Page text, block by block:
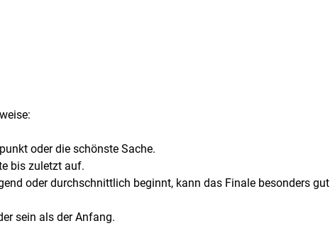
oder die schönste Sache.
bis zuletzt auf.
oder durchschnittlich beginnt, kann das Finale besonders gut
sein als der Anfang.